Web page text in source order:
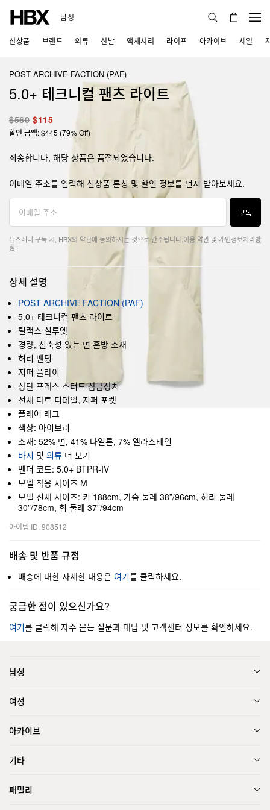
남성
신상품 브랜드 의류 신발 액세서리 라이프 아카이브 세일
POST ARCHIVE FACTION (PAF)
5.0+ 테크니컬 팬츠 라이트
$560 $115
할인 금액: $445 (79% Off)
죄송합니다, 해당 상품은 품절되었습니다.
이메일 주소를 입력해 신상품 론칭 및 할인 정보를 먼저 받아보세요.
구독
뉴스레터 구독 시, HBX의 약관에 동의하시는 것으로 간주됩니다. 이용 약관 및 개인정보처리방
침
상세 설명
POST ARCHIVE FACTION (PAF)
5.0+ 테크니컬 팬츠 라이트
릴랙스 실루엣
경량, 신축성 있는 면 혼방 소재
허리 밴딩
지퍼 플라이
상단 프레스 스터드 잠금장치
전체 다트 디테일, 지퍼 포켓
플레어 레그
색상: 아이보리
소재: 52% 면, 41% 나일론, 7% 엘라스테인
바지 및 의류 더 보기
벤더 코드: 5.0+ BTPR-IV
모델 착용 사이즈 M
모델 신체 사이즈: 키 188cm, 가슴 둘레 38”/96cm, 허리 둘레
30”/78cm, 힙 둘레 37”/94cm
아이템 ID: 908512
배송 및 반품 규정
배송에 대한 자세한 내용은 여기를 클릭하세요.
궁금한 점이 있으신가요?
여기를 클릭해 자주 묻는 질문과 대답 및 고객센터 정보를 확인하세요.
남성
여성
아카이브
기타
패밀리